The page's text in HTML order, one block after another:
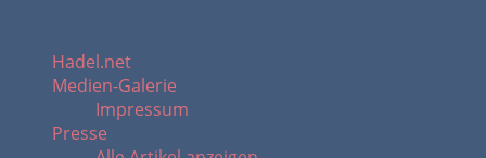
Hadel.net
Medien-Galerie
Impressum
Presse